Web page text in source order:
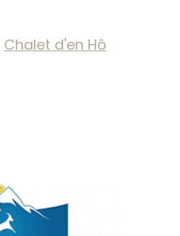
Chalet d'en Hô